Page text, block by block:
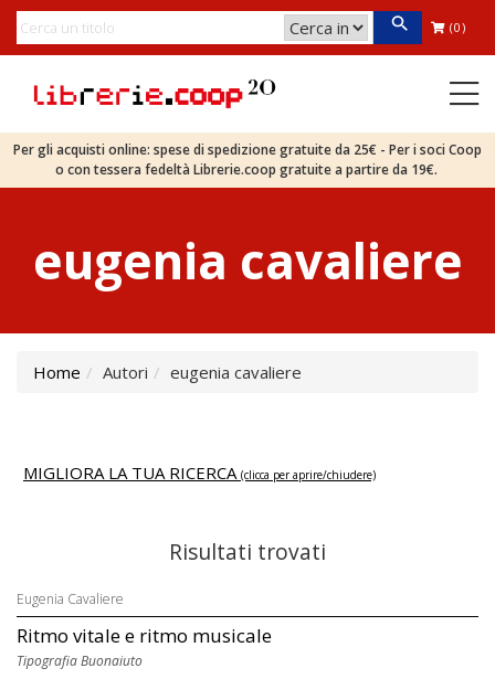
(0)
Per gli acquisti online: spese di spedizione gratuite da 25€ - Per i soci Coop
o con tessera fedeltà Librerie.coop gratuite a partire da 19€.
eugenia cavaliere
Home Autori eugenia cavaliere
MIGLIORA LA TUA RICERCA (clicca per aprire/chiudere)
Risultati trovati
Eugenia Cavaliere
Ritmo vitale e ritmo musicale
Tipografia Buonaiuto